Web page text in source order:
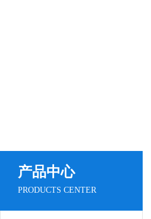
产品中心
PRODUCTS CENTER